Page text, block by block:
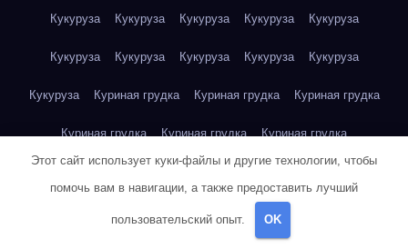
Кукуруза Кукуруза Кукуруза Кукуруза Кукуруза
Кукуруза Кукуруза Кукуруза Кукуруза Кукуруза
Кукуруза Куриная грудка Куриная грудка Куриная грудка
Куриная грудка Куриная грудка Куриная грудка
Куриная грудка Куриная грудка
Этот сайт использует куки-файлы и другие технологии, чтобы
помочь вам в навигации, а также предоставить лучший
пользовательский опыт. OK